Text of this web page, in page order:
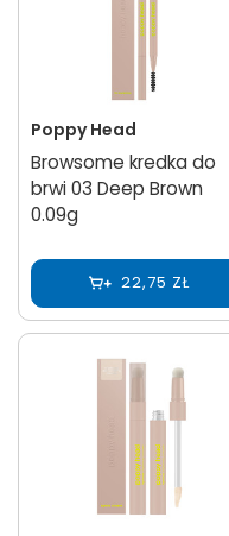
Poppy Head
Browsome kredka do
brwi 03 Deep Brown
0.09g
22,75 ZŁ